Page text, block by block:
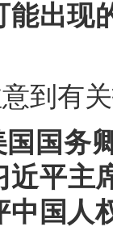
能出现
到有
国务
平主
中国人